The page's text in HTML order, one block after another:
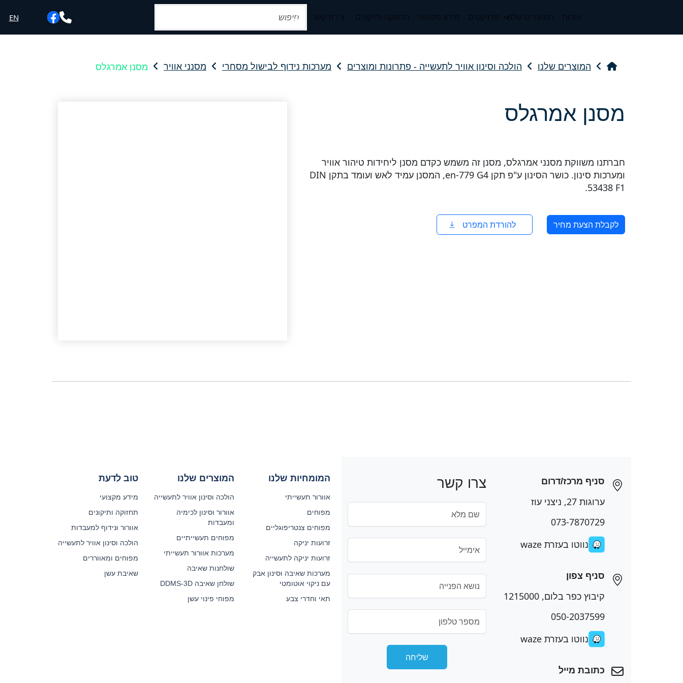
אודות המוצרים שלנו פרויקטים מידע מקצועי תחזוקה ותיקונים יצירת קשר EN
המוצרים שלנו הולכה וסינון אוויר לתעשייה - פתרונות ומוצרים מערכות נידוף לבישול מסחרי מסנני אוויר מסנן אמרגלס
מסנן אמרגלס
חברתנו משווקת מסנני אמרגלס, מסנן זה משמש כקדם מסנן ליחידות טיהור אוויר
ומערכות סינון. כושר הסינון ע"פ תקן en-779 G4, המסנן עמיד לאש ועומד בתקן DIN
53438 F1.
לקבלת הצעת מחיר להורדת המפרט
סניף מרכז/דרום
ערוגות 27, ניצני עוז
073-7870729
נווטו בעזרת waze
סניף צפון
קיבוץ כפר בלום, 1215000
050-2037599
נווטו בעזרת waze
כתובת מייל
צרו קשר המומחיות שלנו
אוורור תעשייתי
מפוחים
מפוחים צנטריפוגליים
זרועות יניקה
זרועות יניקה לתעשייה
מערכות שאיבה וסינון אבק
עם ניקוי אוטומטי
תאי וחדרי צבע
המוצרים שלנו
הולכה וסינון אוויר לתעשייה
אוורור וסינון לכימיה
ומעבדות
מפוחים תעשייתיים
מערכות אוורור תעשייתי
שולחנות שאיבה
שולחן שאיבה DDMS-3D
מפוחי פינוי עשן
טוב לדעת
מידע מקצועי
תחזוקה ותיקונים
אוורור ונידוף למעבדות
הולכה וסינון אוויר לתעשייה
מפוחים ומאווררים
שאיבת עשן